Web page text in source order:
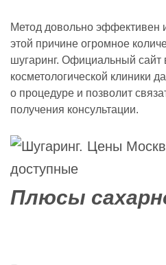
Метод довольно эффективен
этой причине огромное
шугаринг. Официальный сайт
косметологической клиники
о процедуре и позволит
получения консультации.
Плюсы